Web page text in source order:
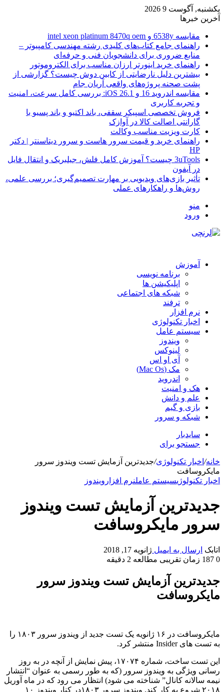
یکشنبه, آگوست 9 2026
آخرین خبرها
مقایسه 6538y و intel xeon platinum 8470q oem
راهنمای جامع کتاب‌های کلیدی رشته مهندسی کامپیوتر –
منابع ضروری برای دانشجویان فنی و حرفه‌ای
راهنمای خرید اینورتر ارزان مناسب برای الکتروموتور
بیشترین دلیل نارضایتی از کابین دوش چیست؟ گزارشی از
پشت صحنه پروژه‌های واقعی آریان جام
مقایسه اندروید 16 و iOS 26.1: بررسی کامل سرعت، امنیت
و تجربه کاربری
فروش تخصصی اسپیکر سقفی، باند اکتیو و باند پسیو با
گارانتی اصالت کالا در آوازک
کارت ویزیت مناسب وکالت
راهنمای خرید و قیمت سرور هاست و سرور دیتاسنتر | دکتر
HP
3uTools چیست؟ آموزش کامل فلش، جیلبریک و انتقال فایل
در آیفون
تأثیر بازی‌های ویدیویی بر مهارت تصمیم‌گیری؛ بررسی علمی،
روش‌ها و راهکارهای عملی
منو
ورود
آموزش
برنامه نویسی
اپلیکیشن ها
شبکه های اجتماعی
ترفند
نرم افزار
اخبار تکنولوژی
سیستم عامل
ویندوز
لینوکس
آی او اس
مک (Mac Os)
اندروید
هک و امنیت
علم و دانش
بازی و گیم
شبکه و سرور
سایدبار
جستجو برای
خانه/ اخبار تکنولوژی/جدیدترین آزمایش تست ویندوز سرور
مایکروسافت
اخبار تکنولوژیسیستم عاملنرم افزار ویندوز
جدیدترین آزمایش تست ویندوز
سرور مایکروسافت
اتابک ارسال به ایمیل ژانویه 17, 2018
0
زمان تقریبی مطالعه 2 دقیقه
جدیدترین آزمایش تست ویندوز سرور
مایکروسافت
مایکروسافت در ۱۶ ژانویه یک تست جدید از ویندوز سرور ۱۸۰۳ را
به تست های Insider منتشر کرد.
این تست ساخت، شماره ۱۷۰۷۴، پیش نمایش از آنچه در به روز
رسانی ویژگی به ویندوز سرور (که به طور رسمی به عنوان “انتشار
نیمه سالانه کانال” شناخته می شود) انتظار می رود که در ماه آوریل
۲۰۱۸ شروع به کار کند. ویندوز سرور ۱۸۰۳
در کنار ویندوز ۱۰